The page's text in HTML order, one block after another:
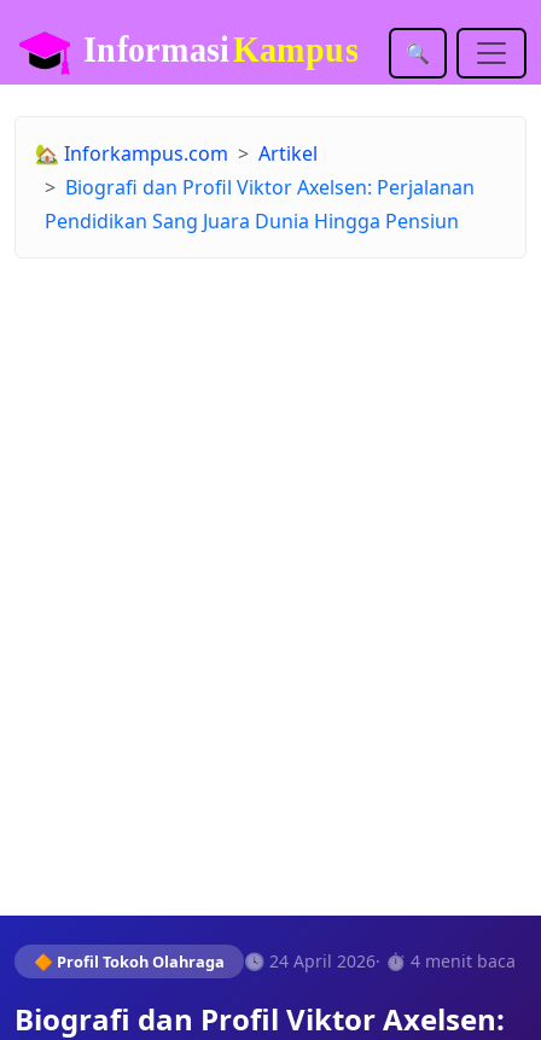
🔍
🏡 Inforkampus.com
Artikel
Biografi dan Profil Viktor Axelsen: Perjalanan
Pendidikan Sang Juara Dunia Hingga Pensiun
🔶 Profil Tokoh Olahraga 🕓 24 April 2026· ⏱️ 4 menit baca
Biografi dan Profil Viktor Axelsen: